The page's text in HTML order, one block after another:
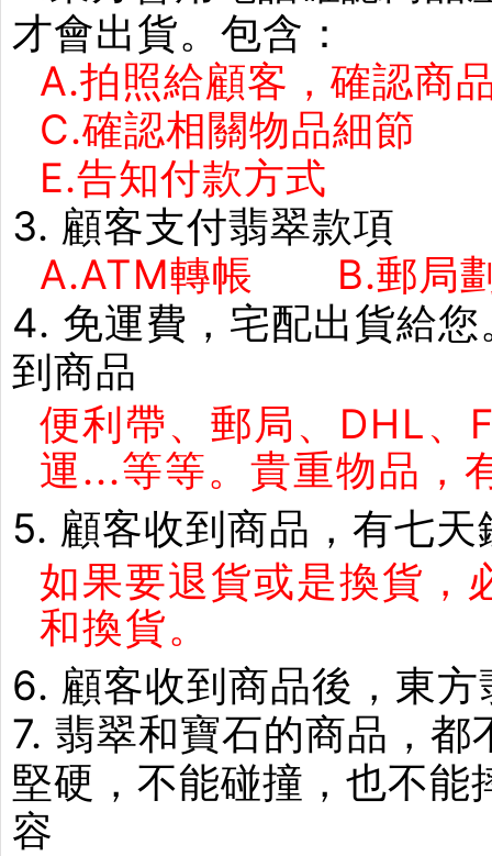
才會出貨。包含：
A.拍照給顧客，確認商
C.確認相關物品細
E.告知付款方式 F.
3. 顧客支付翡翠款項
A.ATM轉帳 B.郵局劃
4. 免運費，宅配出貨給
到商品
便利帶、郵局、DHL、
運...等等。貴重物品，
5. 顧客收到商品，有七
如果要退貨或是換貨，
和換貨。
6. 顧客收到商品後，東
7. 翡翠和寶石的商品，
堅硬，不能碰撞，也不
容